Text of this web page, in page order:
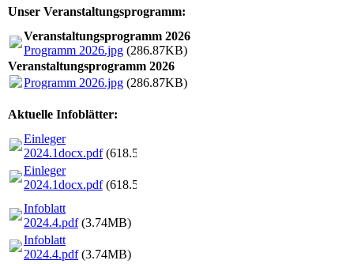
Unser Veranstaltungsprogramm:
Veranstaltungsprogramm 2026
Programm 2026.jpg (286.87KB)
Veranstaltungsprogramm 2026
Programm 2026.jpg (286.87KB)
Aktuelle Infoblätter:
Einleger
2024.1docx.pdf(618.52KB)
Einleger
2024.1docx.pdf(618.52KB)
Infoblatt
2024.4.pdf(3.74MB)
Infoblatt
2024.4.pdf(3.74MB)